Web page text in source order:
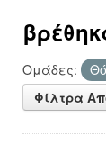
Ομάδες:
Φίλτρα